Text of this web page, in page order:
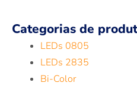
Categorias de
LEDs 0805
LEDs 2835
Bi-Color